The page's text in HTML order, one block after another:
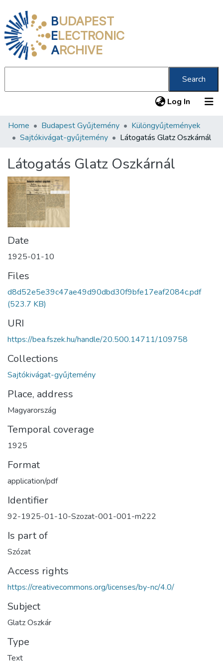
BUDAPEST
ELECTRONIC
ARCHIVE
Search
Log In (current)
Communities & Collections
Statistics
About us
Home Budapest Gyűjtemény
Különgyűjtemények
Sajtókivágat-gyűjtemény
Látogatás Glatz Oszkárnál
Látogatás Glatz Oszkárnál
Date
1925-01-10
Files
d8d52e5e39c47ae49d90dbd30f9bfe17eaf2084c.pdf
(523.7 KB)
URI
https://bea.fszek.hu/handle/20.500.14711/109758
Collections
Sajtókivágat-gyűjtemény
Place, address
Magyarország
Temporal coverage
1925
Format
application/pdf
Identifier
92-1925-01-10-Szozat-001-001-m222
Is part of
Szózat
Access rights
https://creativecommons.org/licenses/by-nc/4.0/
Subject
Glatz Oszkár
Type
Text